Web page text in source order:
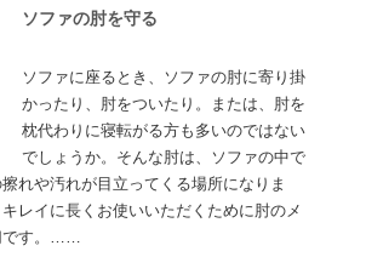
ソファの肘を守る
ソファに座るとき、ソファの肘に寄り掛
かったり、肘をついたり。または、肘を
枕代わりに寝転がる方も多いのではない
でしょうか。そんな肘は、ソファの中で
れや汚れが目立ってくる場所になりま
レイに長くお使いいただくために肘のメ
です。……